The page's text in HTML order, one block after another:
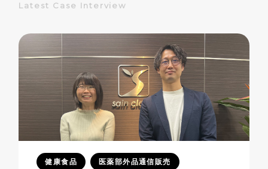
Latest Case Interview
健康食品 医薬部外品通信販売